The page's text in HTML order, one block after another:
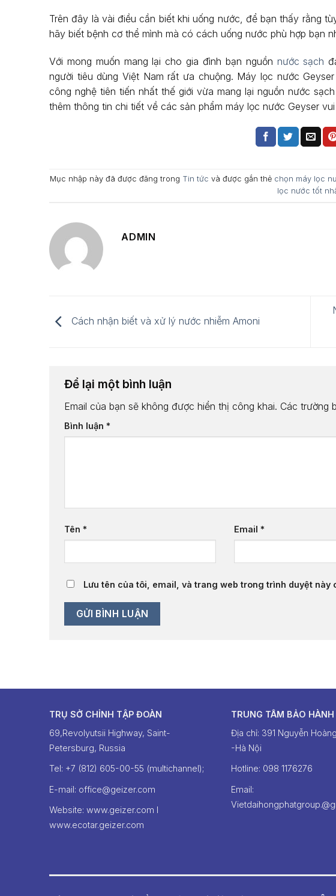
Trên đây là vài điều cần biết khi uống nước, để bạn thấy rằng
hãy biết bệnh cơ thể mình mà có cách uống nước phù hợp bạn
Với mong muốn mang lại cho gia đình bạn nguồn nước sạch
người tiêu dùng Việt Nam rất ưa chuộng. Máy lọc nước
công nghệ tiên tiến nhất thế giới vừa mang lại nguồn nước
thêm thông tin chi tiết về các sản phẩm máy lọc nước Geyser
Mục nhập này đã được đăng trong Tin tức và được gắn thẻ chọn máy lọc
lọc nước tốt
ADMIN
Cách nhận biết và xử lý nước nhiễm Amoni
Để lại một bình luận
Email của bạn sẽ không được hiển thị công khai. Các trường
Bình luận *
Tên * Email*
Lưu tên của tôi, email, và trang web trong trình duyệt này
TRỤ SỞ CHỈNH TẬP ĐOÀN
69,Revolyutsii Highway, Saint-
Petersburg, Russia
Tel: +7 (812) 605-00-55 (multichannel);
E-mail: office@geizer.com
Website: www.geizer.com I
www.ecotar.geizer.com
TRUNG TÂM BẢO
Địa chỉ: 391 Nguyễn
-Hà Nội
Hotline: ‭098 1176276‬
Email: